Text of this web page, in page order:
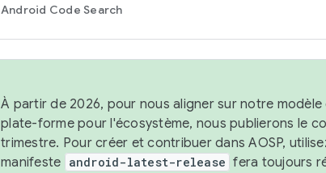
Android Code Search
À partir de 2026, pour nous aligner sur notre
plate-forme pour l'écosystème, nous publierons le
trimestre. Pour créer et contribuer dans AOSP,
manifeste android-latest-release fera toujours